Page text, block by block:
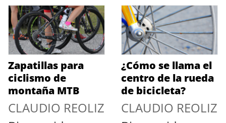
Zapatillas para
ciclismo de
montaña MTB
CLAUDIO REOLIZ
¿Cómo se llama el
centro de la rueda
de bicicleta?
CLAUDIO REOLIZ